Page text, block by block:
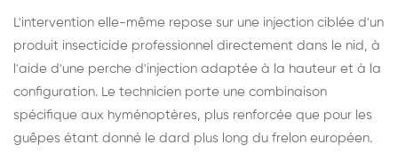
L'intervention elle-même repose sur une injection ciblée d'un
produit insecticide professionnel directement dans le nid, à
l'aide d'une perche d'injection adaptée à la hauteur et à la
configuration. Le technicien porte une combinaison
spécifique aux hyménoptères, plus renforcée que pour les
guêpes étant donné le dard plus long du frelon européen.